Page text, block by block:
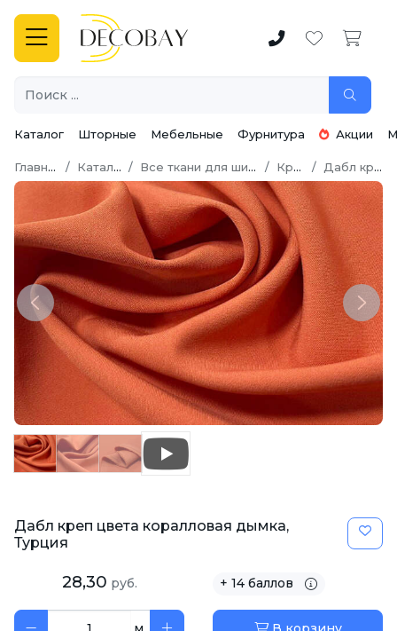
Каталог Шторные Мебельные Фурнитура Акции
Главная Каталог Все ткани для шитья Креп Дабл креп
Previous Next
Дабл креп цвета коралловая дымка,
Турция
28,30 руб. + 14 баллов